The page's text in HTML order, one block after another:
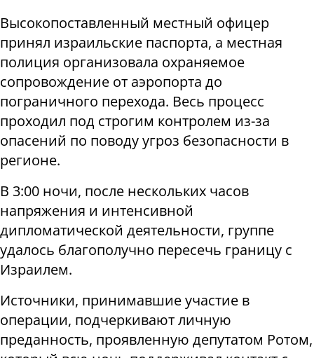
Высокопоставленный местный офицер
принял израильские паспорта, а местная
полиция организовала охраняемое
сопровождение от аэропорта до
пограничного перехода. Весь процесс
проходил под строгим контролем из-за
опасений по поводу угроз безопасности в
регионе.
В 3:00 ночи, после нескольких часов
напряжения и интенсивной
дипломатической деятельности, группе
удалось благополучно пересечь границу с
Израилем.
Источники, принимавшие участие в
операции, подчеркивают личную
преданность, проявленную депутатом Ротом,